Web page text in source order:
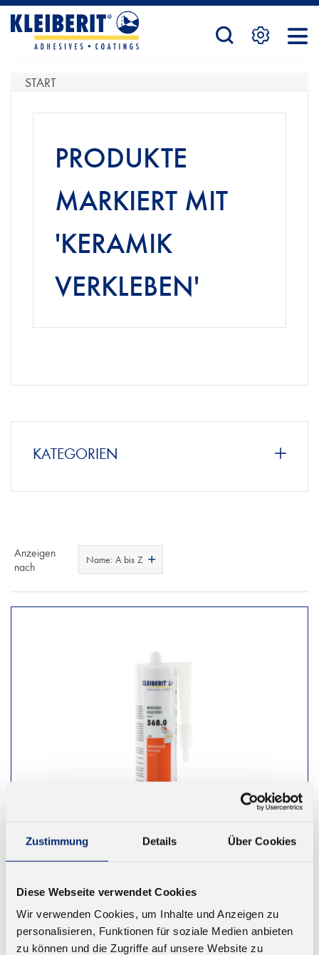
Zustimmung Details Über Cookies
Diese Webseite verwendet Cookies
Wir verwenden Cookies, um Inhalte und Anzeigen zu
personalisieren, Funktionen für soziale Medien anbieten
zu können und die Zugriffe auf unsere Website zu
STARTSEITE
PRODUKTE
HÄNDLERSUCHE
START
PRODUKTE
MARKIERT MIT
'KERAMIK
VERKLEBEN'
KATEGORIEN
Anzeigen
nach
Name: A bis Z
568.0 1K PUR Montageklebstoff D4
Hervorragende Haftung. Geprüft nach EN 14257
(Watt 91). Farbe: beige. Offene Zeit: ca. 5 Minuten